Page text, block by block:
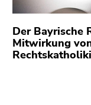
Zur
Hauptnavigation
(Zugriffstaste
3)
Der Bayrische
Mitwirkung